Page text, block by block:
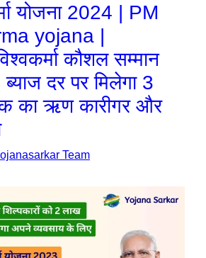
योजना 2024 | PM
yojana |
कौशल सम्मान
दर पर मिलेगा 3
का ऋण कारीगर और
Team